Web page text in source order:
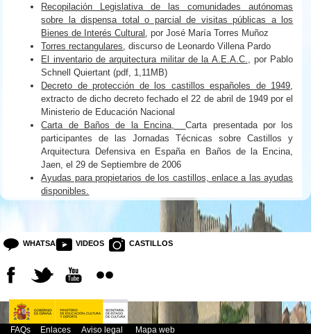
Recopilación Legislativa de las comunidades autónomas
sobre la dispensa total o parcial de visitas públicas a los
Bienes de Interés Cultural , por José María Torres Muñoz
Torres rectangulares, discurso de Leonardo Villena Pardo
El inventario de arquitectura militar de la A.E.A.C., por Pablo
Schnell Quiertant (pdf, 1,11MB)
Decreto de protección de los castillos españoles de 1949,
extracto de dicho decreto fechado el 22 de abril de 1949 por el
Ministerio de Educación Nacional
Carta de Baños de la Encina,Carta presentada por los
participantes de las Jornadas Técnicas sobre Castillos y
Arquitectura Defensiva en España en Baños de la Encina,
Jaen, el 29 de Septiembre de 2006
Ayudas para propietarios de los castillos, enlace a las ayudas
disponibles.
WHATSAPP VIDEOS CASTILLOS
FAQs Enlaces Aviso legal Mapa web